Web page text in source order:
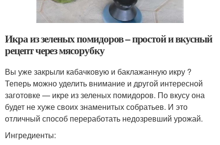
Икра из зеленых помидоров – простой и вкусный
рецепт через мясорубку
Вы уже закрыли кабачковую и баклажанную икру ?
Теперь можно уделить внимание и другой интересной
заготовке — икре из зеленых помидоров. По вкусу она
будет не хуже своих знаменитых собратьев. И это
отличный способ переработать недозревший урожай.
Ингредиенты: